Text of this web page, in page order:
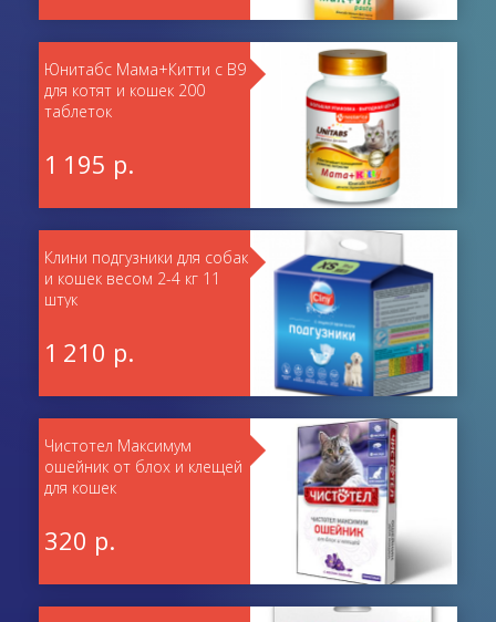
Юнитабс Мама+Китти с В9
для котят и кошек 200
таблеток
1 195 р.
Клини подгузники для собак
и кошек весом 2-4 кг 11
штук
1 210 р.
Чистотел Максимум
ошейник от блох и клещей
для кошек
320 р.